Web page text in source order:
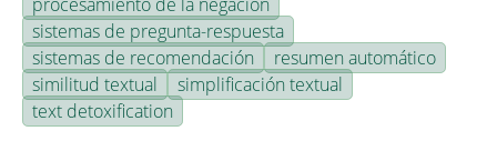
sistemas de pregunta-respuesta
sistemas de recomendación
resumen automático
similitud textual
simplificación textual
text detoxification